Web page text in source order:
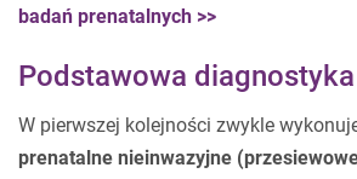
badań prenatalnych >>
Podstawowa
W pierwszej kolejności zwykle
prenatalne nieinwazyjne